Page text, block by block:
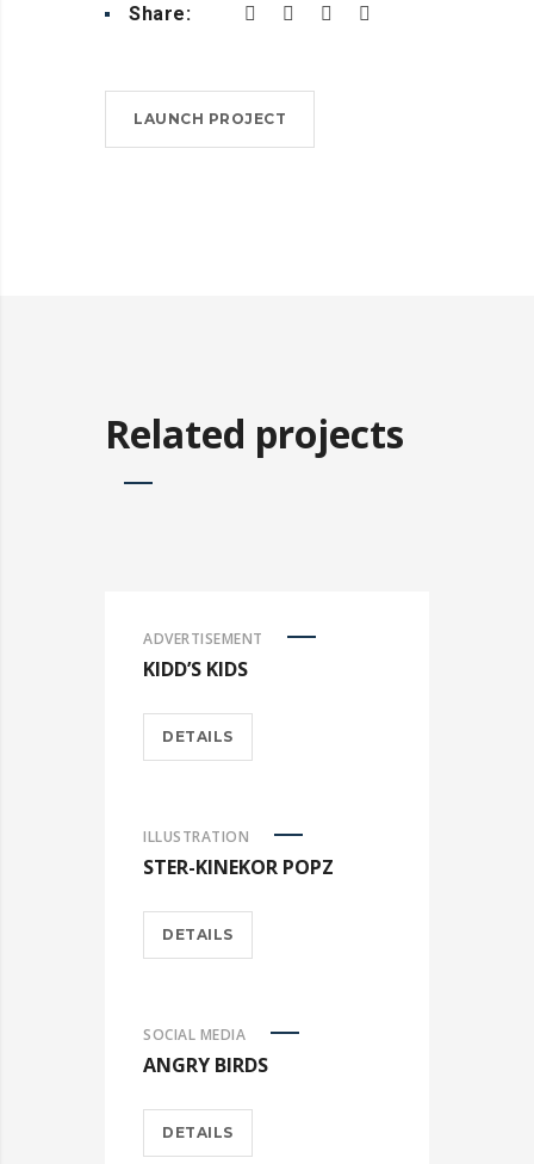
Share:
LAUNCH PROJECT
Related projects
ADVERTISEMENT
KIDD’S KIDS
DETAILS
ILLUSTRATION
STER-KINEKOR POPZ
DETAILS
SOCIAL MEDIA
ANGRY BIRDS
DETAILS